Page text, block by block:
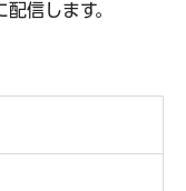
信します。